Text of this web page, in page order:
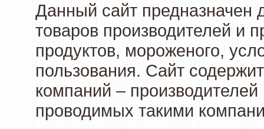
Данный сайт предназначен
товаров производителей и
продуктов, мороженого,
пользования. Сайт
компаний –
проводимых такими